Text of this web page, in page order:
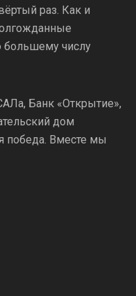
раз. Как и
числу
Банк «Открытие»,
дом
победа. Вместе мы